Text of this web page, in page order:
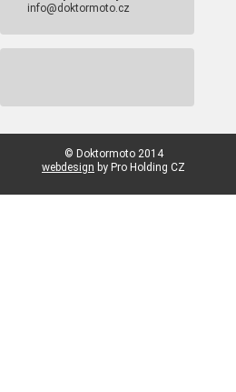
info@doktormoto.cz
© Doktormoto 2014
webdesign by Pro Holding CZ